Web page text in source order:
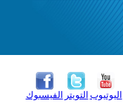
الفيسبوك التويتر اليوتيوب